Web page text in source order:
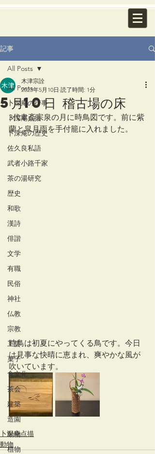
記事
All Posts
卜深庵の行事
卜深庵点描
卜深庵の歴史
佐久良私語
武者小路千家
茶の湯研究
歴史
和歌
漢詩
俳諧
文学
有職
民俗
神社
仏教
宗教
工芸
菓子
食文化
茶会
建築
造園
動物
植物
All Posts
5月10日 稽古場の床
木津宗詮
2023年5月10日 読了時間: 1分
3代聿斎宗泉の月に時鳥図です。前に紫
蘭と皐月雨を手付籠に入れました。
時鳥は初夏にやってくる鳥です。今日
は見事な快晴に恵まれ、爽やかな風が
吹いています。
卜深庵点描
動物